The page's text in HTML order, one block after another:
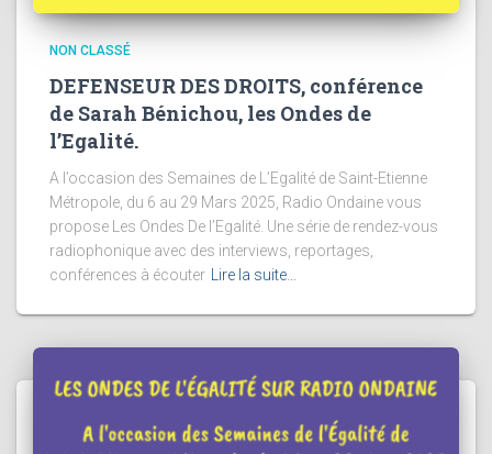
NON CLASSÉ
DEFENSEUR DES DROITS, conférence
de Sarah Bénichou, les Ondes de
l’Egalité.
A l’occasion des Semaines de L’Egalité de Saint-Etienne
Métropole, du 6 au 29 Mars 2025, Radio Ondaine vous
propose Les Ondes De l’Egalité. Une série de rendez-vous
radiophonique avec des interviews, reportages,
conférences à écouter Lire la suite…